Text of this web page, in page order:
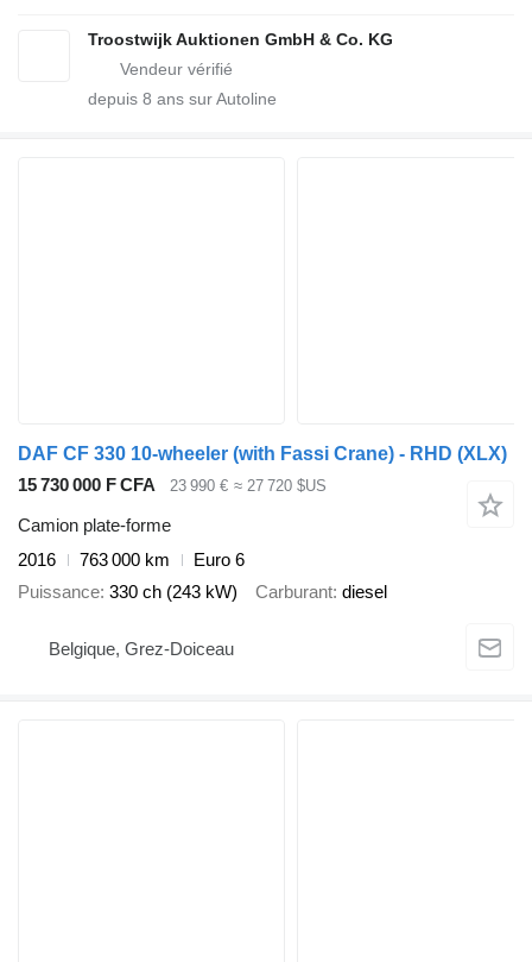
Troostwijk Auktionen GmbH & Co. KG
depuis 8 ans sur Autoline
DAF CF 330 10-wheeler (with Fassi Crane) - RHD (XLX)
15 730 000 F CFA
23 990 € ≈ 27 720 $US
Camion plate-forme
2016
763 000 km
Euro 6
Puissance 330 ch (243 kW) Carburant diesel
Belgique, Grez-Doiceau